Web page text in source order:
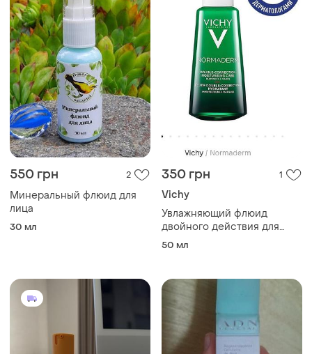
550 грн 2
Минеральный флюид для
лица
30 мл
350 грн 1
Vichy
Увлажняющий флюид
двойного действия для
жирной, хилой к появлению
50 мл